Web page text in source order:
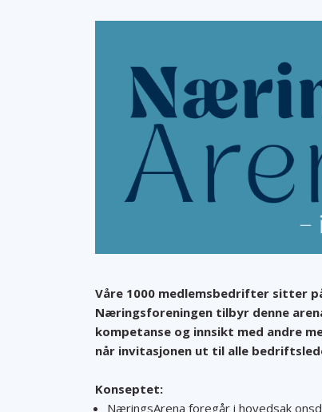
Våre 1000 medlemsbedrifter sitter
Næringsforeningen tilbyr denne
kompetanse og innsikt med andre
når invitasjonen ut til alle
Konseptet:
NæringsArena foregår i hovedsak